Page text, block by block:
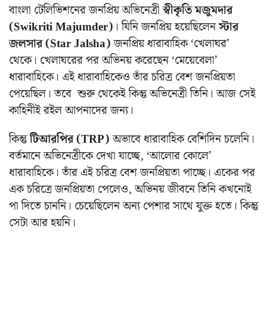
বাংলা টেলিভিশনের জনপ্রিয় অভিনেত্রীস্বীকৃতি মজুমদার
(Swikriti Majumder) । যিনি জনপ্রিয় হয়েছিলেনস্টার
জলসার (Star Jalsha)জনপ্রিয় ধারাবাহিক ‘খেলাঘর’
থেকে। খেলাঘরের পর অভিনয় করেছেন ‘মেয়েবেলা’
ধারাবাহিকে। এই ধারাবাহিকেও তাঁর চরিত্র বেশ জনপ্রিয়তা
পেয়েছিল। তবে শুরু থেকেই কিন্তু অভিনেত্রী তিনি। আজ সেই
কাহিনীই রইল আপনাদের জন্য।
কিন্তুটিআরপির (TRP)অভাবে ধারাবাহিক বেশিদিন চলেনি।
বর্তমানে অভিনেত্রীকে দেখা যাচ্ছে, ‘আলোর কোলে’
ধারাবাহিকে। তাঁর এই চরিত্র বেশ জনপ্রিয়তা পাচ্ছে। একের পর
এক চরিত্রে জনপ্রিয়তা পেলেও, অভিনয় জীবনে তিনি কখনোই
পা দিতে চাননি। চেয়েছিলেন অন্য পেশার সাথে যুক্ত হতে। কিন্তু
সেটা আর হয়নি।